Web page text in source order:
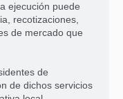
ejecución puede
recotizaciones,
de mercado que
de
de dichos servicios